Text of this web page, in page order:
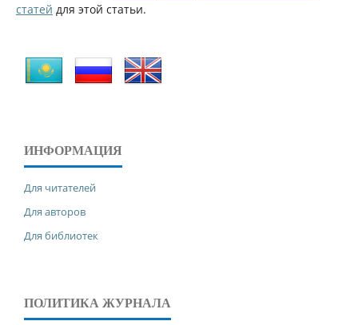
статей для этой статьи.
ИНФОРМАЦИЯ
Для читателей
Для авторов
Для библиотек
ПОЛИТИКА ЖУРНАЛА